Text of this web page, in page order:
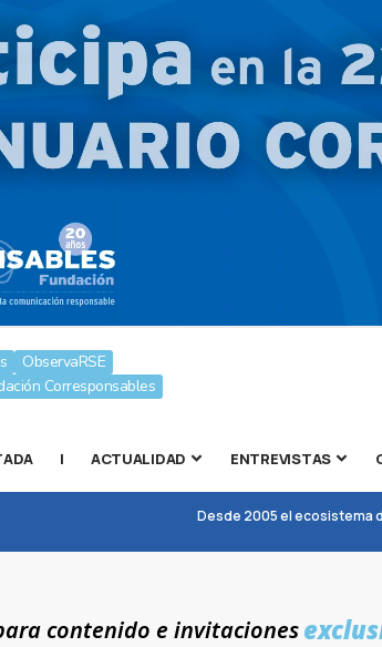
ObservaRSE
Corresponsables
| ACTUALIDAD ENTREVISTAS
Desde 2005 el ecosistema
contenido e invitaciones